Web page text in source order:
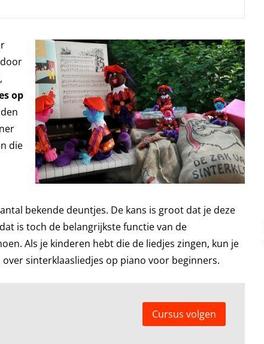
op
die
bekende deuntjes. De kans is groot dat je deze
is toch de belangrijkste functie van de
Als je kinderen hebt die de liedjes zingen, kun je
sinterklaasliedjes op piano voor beginners.
Cursus volgen